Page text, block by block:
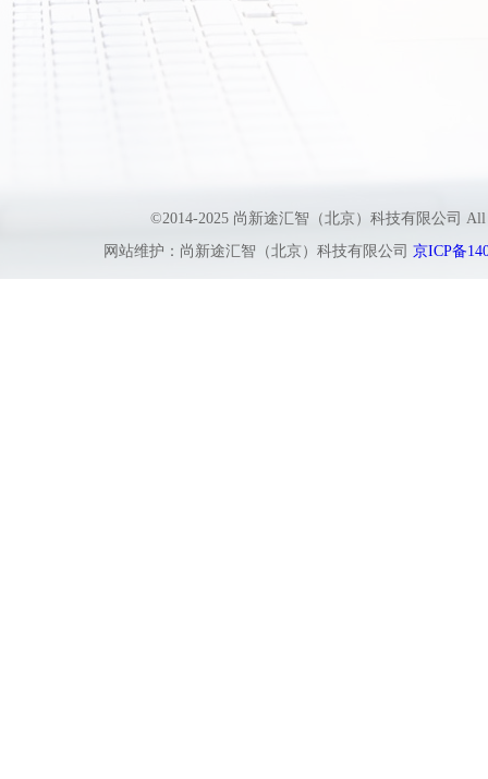
©2014-2025 尚新途汇智（北京）科技有限公司
网站维护：尚新途汇智（北京）科技有限公司 京ICP备